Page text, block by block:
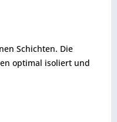
Schichten. Die
optimal isoliert und